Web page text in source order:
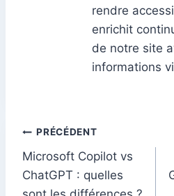
rendre
enrichit
de notre site
informations
Navigation
de
PRÉCÉDENT
Microsoft Copilot vs
ChatGPT : quelles